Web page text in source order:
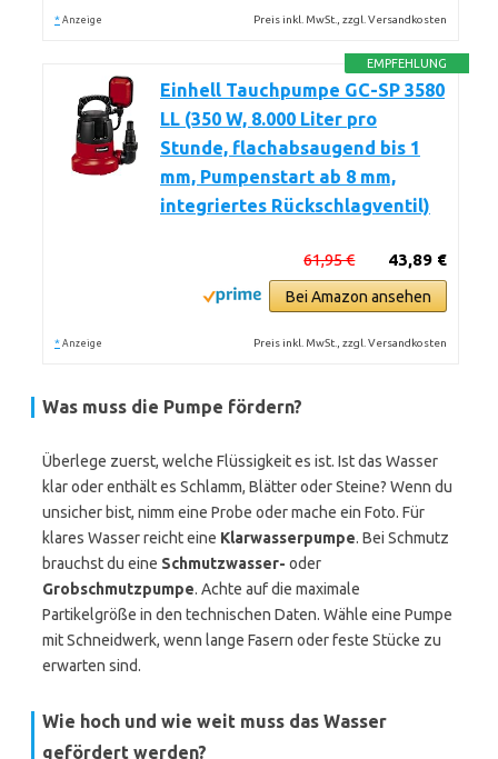
* Anzeige Preis inkl. MwSt., zzgl. Versandkosten
EMPFEHLUNG
Einhell Tauchpumpe GC-SP 3580
LL (350 W, 8.000 Liter pro
Stunde, flachabsaugend bis 1
mm, Pumpenstart ab 8 mm,
integriertes Rückschlagventil)
43,89 €
61,95 €
Bei Amazon ansehen
* Anzeige Preis inkl. MwSt., zzgl. Versandkosten
Was muss die Pumpe fördern?
Überlege zuerst, welche Flüssigkeit es ist. Ist das Wasser
klar oder enthält es Schlamm, Blätter oder Steine? Wenn du
unsicher bist, nimm eine Probe oder mache ein Foto. Für
klares Wasser reicht eine Klarwasserpumpe. Bei Schmutz
brauchst du eine Schmutzwasser- oder
Grobschmutzpumpe. Achte auf die maximale
Partikelgröße in den technischen Daten. Wähle eine Pumpe
mit Schneidwerk, wenn lange Fasern oder feste Stücke zu
erwarten sind.
Wie hoch und wie weit muss das Wasser
gefördert werden?